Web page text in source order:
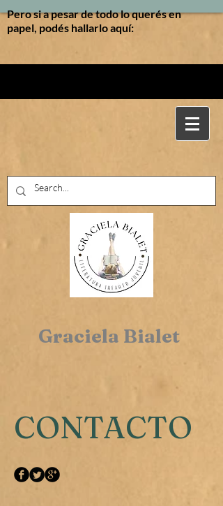
Pero si a pesar de todo lo querés en
papel, podés hallarlo aquí:
Graciela Bialet
CONTACTO